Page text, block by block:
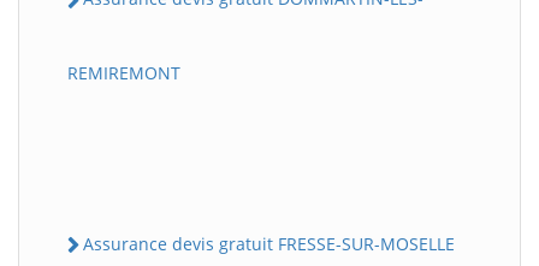
REMIREMONT
Assurance devis gratuit FRESSE-SUR-MOSELLE